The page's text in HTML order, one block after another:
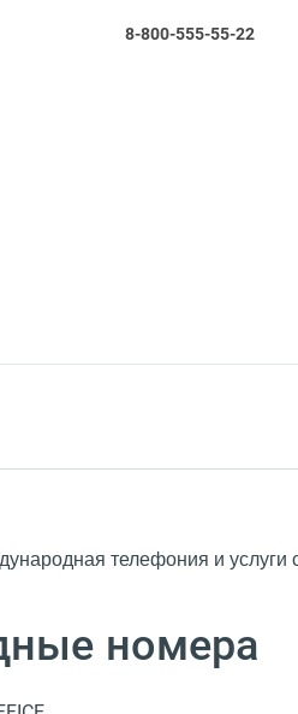
8-800-555-55-22
телефония и услуги
номера